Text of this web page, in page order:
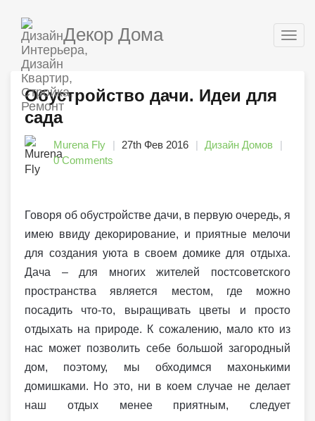
Декор Дома
Обустройство дачи. Идеи для
сада
Murena Fly 27th Фев 2016
Дизайн Домов
0 Comments
Говоря об обустройстве дачи, в первую очередь, я
имею ввиду декорирование, и приятные мелочи
для создания уюта в своем домике для отдыха.
Дача – для многих жителей постсоветского
пространства является местом, где можно
посадить что-то, выращивать цветы и просто
отдыхать на природе. К сожалению, мало кто из
нас может позволить себе большой загородный
дом, поэтому, мы обходимся махонькими
домишками. Но это, ни в коем случае не делает
наш отдых менее приятным, следует